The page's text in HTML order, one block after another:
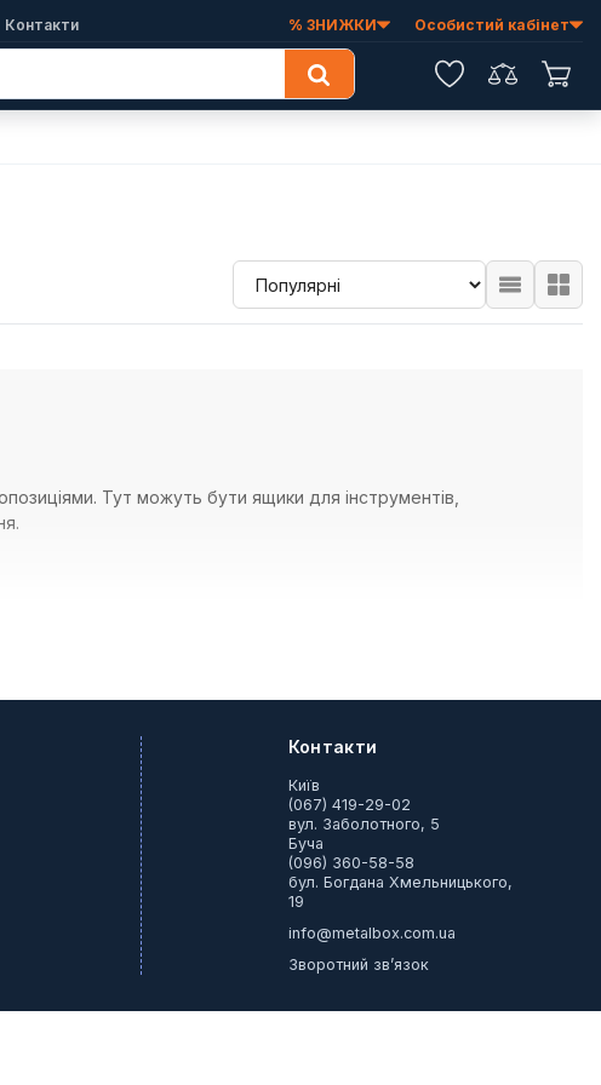
Контакти % ЗНИЖКИ Особистий кабінет
ОбранеПорівняння
Тут можуть бути ящики для інструментів,
гараж або виїзний комплект інструментів.
Контакти
Київ
(067) 419-29-02
вул. Заболотного, 5
Буча
(096) 360-58-58
бул. Богдана Хмельницького,
19
info@metalbox.com.ua
Зворотний зв’язок